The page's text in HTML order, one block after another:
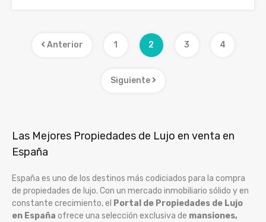
Anterior 1 2 3 4
Siguiente
Las Mejores Propiedades de Lujo en venta en
España
España es uno de los destinos más codiciados para la compra
de propiedades de lujo. Con un mercado inmobiliario sólido y en
constante crecimiento, el Portal de Propiedades de Lujo
en España ofrece una selección exclusiva de mansiones,